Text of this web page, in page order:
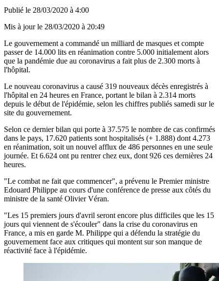
Publié le 28/03/2020 à 4:00
Mis à jour le 28/03/2020 à 20:49
Le gouvernement a commandé un milliard de masques et compte
passer de 14.000 lits en réanimation contre 5.000 initialement alors
que la pandémie due au coronavirus a fait plus de 2.300 morts à
l'hôpital.
Le nouveau coronavirus a causé 319 nouveaux décès enregistrés à
l'hôpital en 24 heures en France, portant le bilan à 2.314 morts
depuis le début de l'épidémie, selon les chiffres publiés samedi sur le
site du gouvernement.
Selon ce dernier bilan qui porte à 37.575 le nombre de cas confirmés
dans le pays, 17.620 patients sont hospitalisés (+ 1.888) dont 4.273
en réanimation, soit un nouvel afflux de 486 personnes en une seule
journée. Et 6.624 ont pu rentrer chez eux, dont 926 ces dernières 24
heures.
"Le combat ne fait que commencer", a prévenu le Premier ministre
Edouard Philippe au cours d'une conférence de presse aux côtés du
ministre de la santé Olivier Véran.
"Les 15 premiers jours d'avril seront encore plus difficiles que les 15
jours qui viennent de s'écouler" dans la crise du coronavirus en
France, a mis en garde M. Philippe qui a défendu la stratégie du
gouvernement face aux critiques qui montent sur son manque de
réactivité face à l'épidémie.